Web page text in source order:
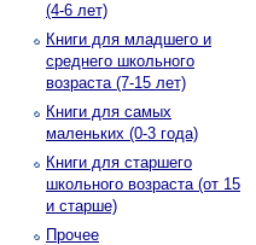
(4-6 лет)
Книги для младшего и
среднего школьного
возраста (7-15 лет)
Книги для самых
маленьких (0-3 года)
Книги для старшего
школьного возраста (от 15
и старше)
Прочее